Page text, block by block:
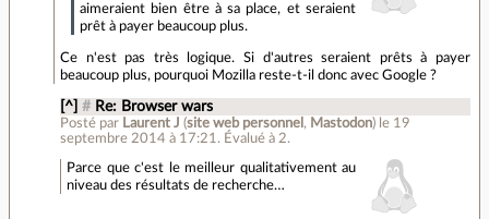
aimeraient bien être à sa place, et seraient
prêt à payer beaucoup plus.
Ce n'est pas très logique. Si d'autres seraient prêts à payer
beaucoup plus, pourquoi Mozilla reste-t-il donc avec Google ?
[^] # Re: Browser wars
Posté par Laurent J (site web personnel , Mastodon) le 19
septembre 2014 à 17:21 . Évalué à 2.
Parce que c'est le meilleur qualitativement au
niveau des résultats de recherche…